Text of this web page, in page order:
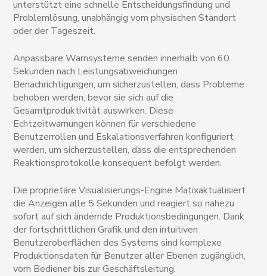
unterstützt eine schnelle Entscheidungsfindung und
Problemlösung, unabhängig vom physischen Standort
oder der Tageszeit.
Anpassbare Warnsysteme senden innerhalb von 60
Sekunden nach Leistungsabweichungen
Benachrichtigungen, um sicherzustellen, dass Probleme
behoben werden, bevor sie sich auf die
Gesamtproduktivität auswirken. Diese
Echtzeitwarnungen können für verschiedene
Benutzerrollen und Eskalationsverfahren konfiguriert
werden, um sicherzustellen, dass die entsprechenden
Reaktionsprotokolle konsequent befolgt werden.
Die proprietäre Visualisierungs-Engine Matixaktualisiert
die Anzeigen alle 5 Sekunden und reagiert so nahezu
sofort auf sich ändernde Produktionsbedingungen. Dank
der fortschrittlichen Grafik und den intuitiven
Benutzeroberflächen des Systems sind komplexe
Produktionsdaten für Benutzer aller Ebenen zugänglich,
vom Bediener bis zur Geschäftsleitung.